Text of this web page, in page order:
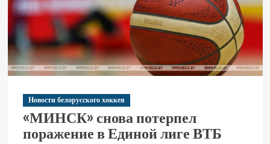
Новости белорусского хоккея
«МИНСК» снова потерпел
поражение в Единой лиге ВТБ